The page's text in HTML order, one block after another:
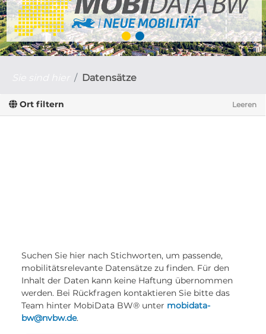
Datensätze
Ort filtern Leeren
Suchen Sie hier nach Stichworten, um passende,
mobilitätsrelevante Datensätze zu finden. Für den
Inhalt der Daten kann keine Haftung übernommen
werden. Bei Rückfragen kontaktieren Sie bitte das
Team hinter MobiData BW® unter mobidata-
bw@nvbw.de.